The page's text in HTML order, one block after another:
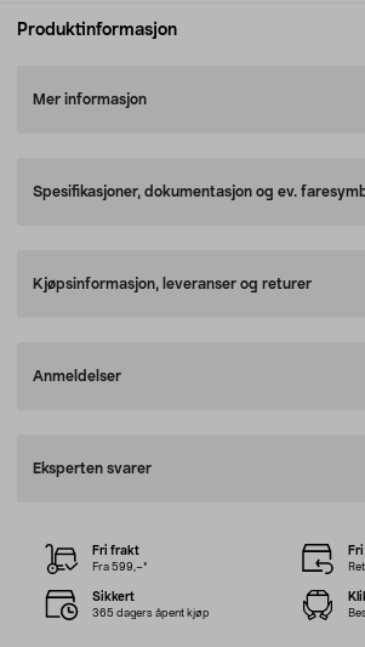
Produktinformasjon
Mer informasjon
Spesifikasjoner, dokumentasjon og ev.
Kjøpsinformasjon, leveranser og returer
Anmeldelser
Eksperten svarer
Fri frakt
Fra 599,–*
Sikkert
365 dagers åpent kjøp